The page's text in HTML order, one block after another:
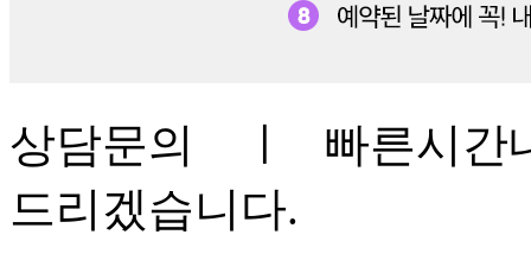
상담문의
ㅣ 빠른시간
드리겠습니다.